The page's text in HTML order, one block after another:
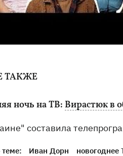
ТАКЖЕ
ночь на ТВ: Вирастюк в
составила
теме: Иван Дорн новогоднее